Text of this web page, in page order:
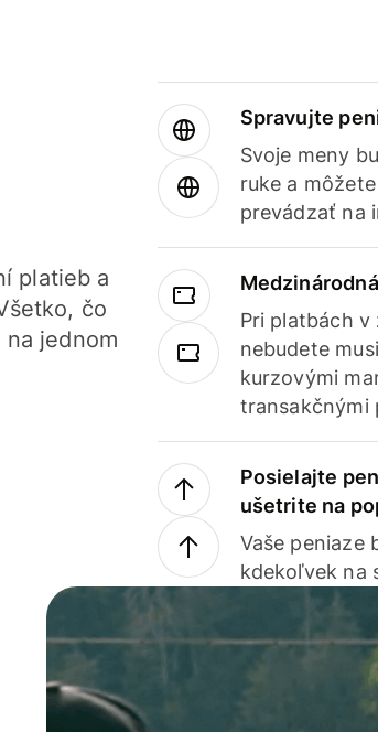
platieb a
čo
jednom
Spravujte
Svoje meny
ruke a
prevádzať na
Pri platbách v
nebudete
kurzovými
transakčnými
Posielajte
ušetrite na
Vaše peniaze
kdekoľvek na